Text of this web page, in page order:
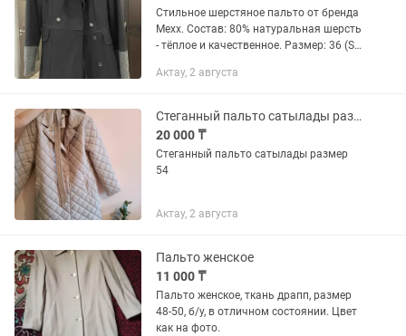
Стильное шерстяное пальто от бренда
Mexx. Состав: 80% натуральная шерсть
- тёплое и качественное. Размер: 36 (S).
на осень и весну. Пальто в хорошем
Актау, 2 августа
Стеганный пальто сатылады размер XXXL
20 000 ₸
Стеганный пальто сатылады размер
54
Актау, 2 августа
Пальто женское
11 000 ₸
Пальто женское, ткань драпп, размер
48-50, б/у, в отличном состоянии. Цвет
как на фото.